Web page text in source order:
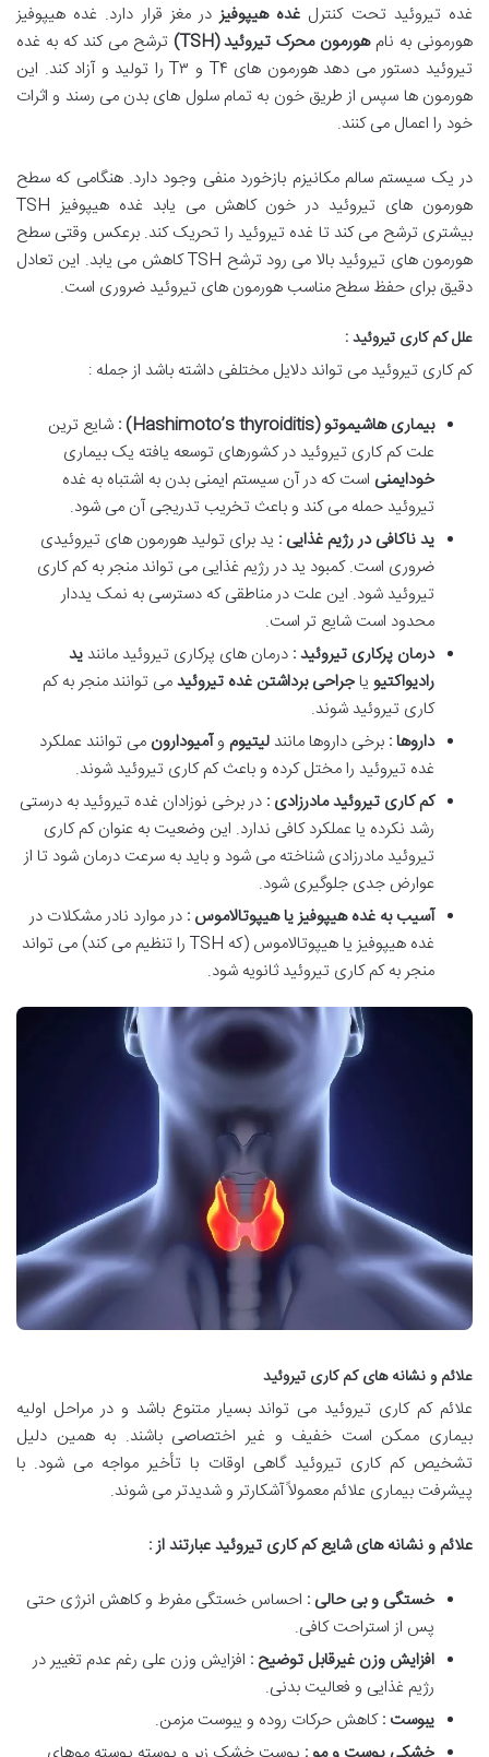
غده تیروئید تحت کنترل غده هیپوفیزدر مغز قرار دارد. غده هیپوفیز
هورمونی به نامهورمون محرک تیروئید(TSH)
ترشح می کند که به غده
تیروئید دستور می دهد هورمون های T۴ و T۳ را تولید و آزاد کند. این
هورمون ها سپس از طریق خون به تمام سلول های بدن می رسند و اثرات
خود را اعمال می کنند.
در یک سیستم سالم مکانیزم بازخورد منفی وجود دارد. هنگامی که سطح
هورمون های تیروئید در خون کاهش می یابد غده هیپوفیز TSH
بیشتری ترشح می کند تا غده تیروئید را تحریک کند. برعکس وقتی سطح
هورمون های تیروئید بالا می رود ترشح TSH کاهش می یابد. این تعادل
دقیق برای حفظ سطح مناسب هورمون های تیروئید ضروری است.
علل کم کاری تیروئید :
کم کاری تیروئید می تواند دلایل مختلفی داشته باشد از جمله :
بیماری هاشیموتو(Hashimoto’s thyroiditis)
: شایع ترین
علت کم کاری تیروئید در کشورهای توسعه یافته یک بیماری
خودایمنی است که در آن سیستم ایمنی بدن به اشتباه به غده
تیروئید حمله می کند و باعث تخریب تدریجی آن می شود.
ید ناکافی در رژیم غذایی : ید برای تولید هورمون های تیروئیدی
ضروری است. کمبود ید در رژیم غذایی می تواند منجر به کم کاری
تیروئید شود. این علت در مناطقی که دسترسی به نمک یددار
محدود است شایع تر است.
درمان پرکاری تیروئید : درمان های پرکاری تیروئید مانندید
رادیواکتیو یاجراحی برداشتن غده تیروئیدمی توانند منجر به کم
کاری تیروئید شوند.
داروها : برخی داروها مانندلیتیوم وآمیودارون می توانند عملکرد
غده تیروئید را مختل کرده و باعث کم کاری تیروئید شوند.
کم کاری تیروئید مادرزادی : در برخی نوزادان غده تیروئید به درستی
رشد نکرده یا عملکرد کافی ندارد. این وضعیت به عنوان کم کاری
تیروئید مادرزادی شناخته می شود و باید به سرعت درمان شود تا از
عوارض جدی جلوگیری شود.
آسیب به غده هیپوفیز یا هیپوتالاموس : در موارد نادر مشکلات در
غده هیپوفیز یا هیپوتالاموس (که TSH را تنظیم می کند) می تواند
منجر به کم کاری تیروئید ثانویه شود.
علائم و نشانه های کم کاری تیروئید
علائم کم کاری تیروئید می تواند بسیار متنوع باشد و در مراحل اولیه
بیماری ممکن است خفیف و غیر اختصاصی باشند. به همین دلیل
تشخیص کم کاری تیروئید گاهی اوقات با تأخیر مواجه می شود. با
پیشرفت بیماری علائم معمولاً آشکارتر و شدیدتر می شوند.
علائم و نشانه های شایع کم کاری تیروئید عبارتند از :
خستگی و بی حالی : احساس خستگی مفرط و کاهش انرژی حتی
پس از استراحت کافی.
افزایش وزن غیرقابل توضیح : افزایش وزن علی رغم عدم تغییر در
رژیم غذایی و فعالیت بدنی.
یبوست :کاهش حرکات روده و یبوست مزمن.